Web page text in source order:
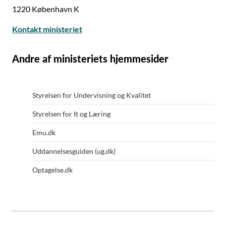
1220 København K
Kontakt ministeriet
Andre af ministeriets hjemmesider
Styrelsen for Undervisning og Kvalitet
Styrelsen for It og Læring
Emu.dk
Uddannelsesguiden (ug.dk)
Optagelse.dk